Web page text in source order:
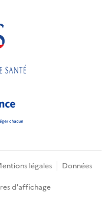
légales
Données
d'affichage